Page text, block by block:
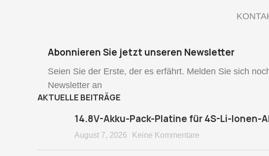
Abonnieren Sie jetzt unseren Newsletter
Seien Sie der Erste, der es erfährt. Melden Sie sich
Newsletter an
AKTUELLE BEITRÄGE
14.8V-Akku-Pack-Platine für 4S-Li-Ionen-
August 7, 2026 Keine Kommentare